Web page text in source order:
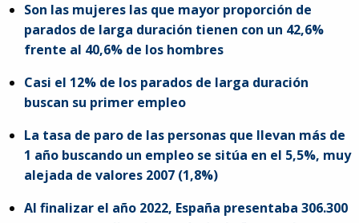
Son las mujeres las que mayor proporción de
parados de larga duración tienen con un 42,6%
frente al 40,6% de los hombres
Casi el 12% de los parados de larga duración
buscan su primer empleo
La tasa de paro de las personas que llevan más de
1 año buscando un empleo se sitúa en el 5,5%, muy
alejada de valores 2007 (1,8%)
Al finalizar el año 2022, España presentaba 306.300